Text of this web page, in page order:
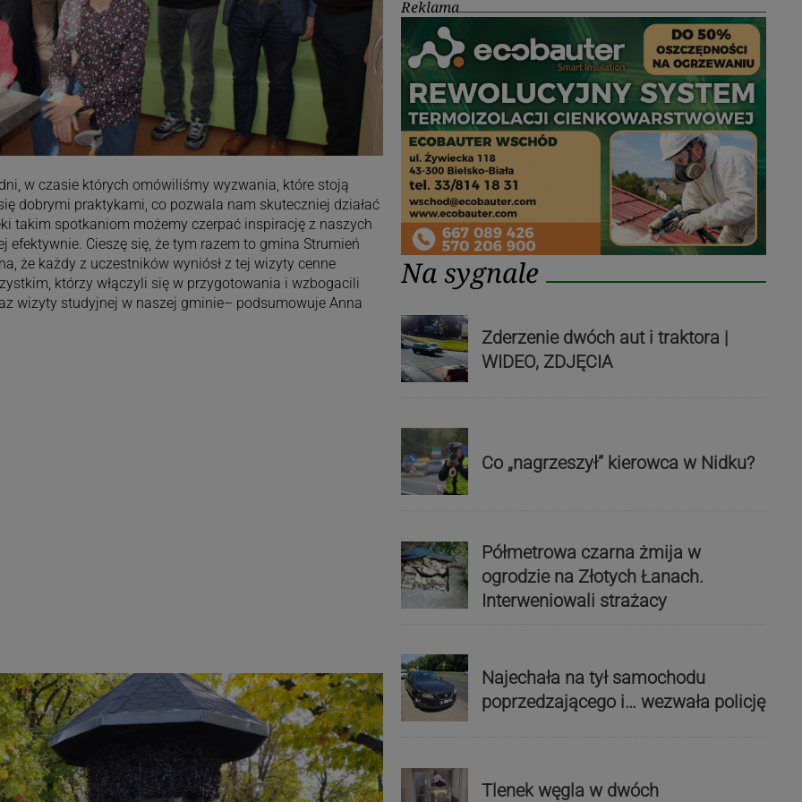
w czasie których omówiliśmy wyzwania, które stoją
dobrymi praktykami, co pozwala nam skuteczniej działać
takim spotkaniom możemy czerpać inspirację z naszych
efektywnie. Cieszę się, że tym razem to gmina Strumień
że każdy z uczestników wyniósł z tej wizyty cenne
którzy włączyli się w przygotowania i wzbogacili
wizyty studyjnej w naszej gminie– podsumowuje Anna
Reklama
Na sygnale
Zderzenie dwóch aut i traktora |
WIDEO, ZDJĘCIA
Co „nagrzeszył” kierowca w Nidku?
Półmetrowa czarna żmija w
ogrodzie na Złotych Łanach.
Interweniowali strażacy
Najechała na tył samochodu
poprzedzającego i… wezwała policję
Tlenek węgla w dwóch